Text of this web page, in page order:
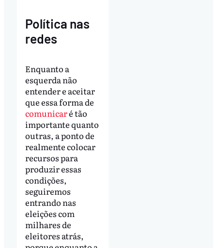
Política nas
redes
Enquanto a
esquerda não
entender e aceitar
que essa forma de
comunicaré tão
importante quanto
outras, a ponto de
realmente colocar
recursos para
produzir essas
condições,
seguiremos
entrando nas
eleições com
milhares de
eleitores atrás,